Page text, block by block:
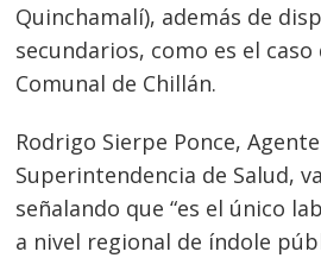
Quinchamalí), además de
secundarios, como es el
Comunal de Chillán.
Rodrigo Sierpe Ponce,
Superintendencia de Salud,
señalando que “es el único
a nivel regional de índole